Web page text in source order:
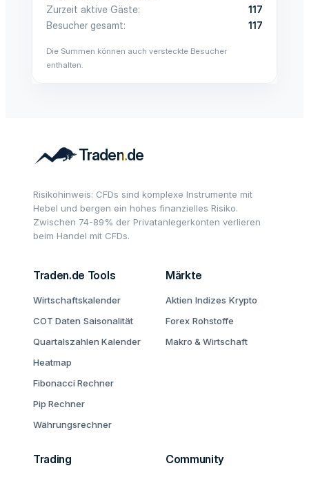
Zurzeit aktive Gäste
117
Besucher gesamt
117
Die Summen können auch versteckte Besucher
enthalten.
Risikohinweis: CFDs sind komplexe Instrumente mit
Hebel und bergen ein hohes finanzielles Risiko.
Zwischen 74-89% der Privatanlegerkonten verlieren
beim Handel mit CFDs.
Traden.de Tools
Wirtschaftskalender
COT Daten Saisonalität
Quartalszahlen Kalender
Heatmap
Fibonacci Rechner
Pip Rechner
Währungsrechner
Märkte
Aktien Indizes Krypto
Forex Rohstoffe
Makro & Wirtschaft
Trading Community